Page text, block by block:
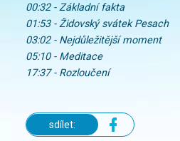
00:32 - Základní fakta
01:53 - Židovský svátek Pesach
03:02 - Nejdůležitější moment
05:10 - Meditace
17:37 - Rozloučení
sdílet: